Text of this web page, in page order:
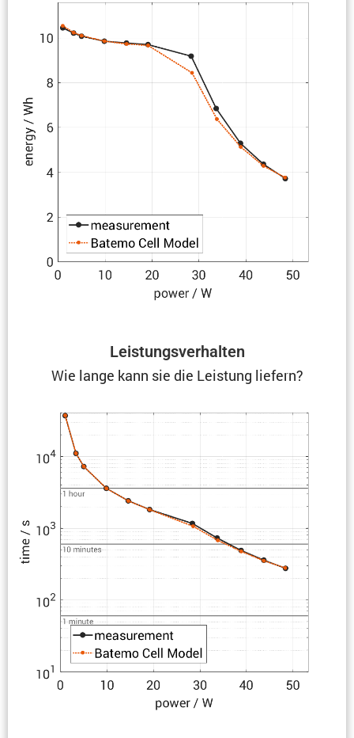
Leistungs­ver­halten
Wie lange kann sie die Leistung liefern?